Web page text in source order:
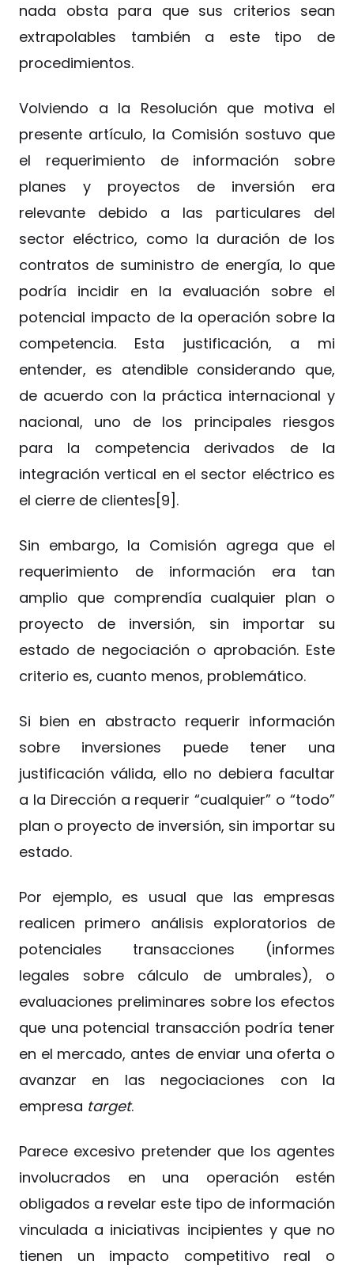
nada obsta para que sus criterios sean
extrapolables también a este tipo de
procedimientos.
Volviendo a la Resolución que motiva el
presente artículo, la Comisión sostuvo que
el requerimiento de información sobre
planes y proyectos de inversión era
relevante debido a las particulares del
sector eléctrico, como la duración de los
contratos de suministro de energía, lo que
podría incidir en la evaluación sobre el
potencial impacto de la operación sobre la
competencia. Esta justificación, a mi
entender, es atendible considerando que,
de acuerdo con la práctica internacional y
nacional, uno de los principales riesgos
para la competencia derivados de la
integración vertical en el sector eléctrico es
el cierre de clientes[9].
Sin embargo, la Comisión agrega que el
requerimiento de información era tan
amplio que comprendía cualquier plan o
proyecto de inversión, sin importar su
estado de negociación o aprobación. Este
criterio es, cuanto menos, problemático.
Si bien en abstracto requerir información
sobre inversiones puede tener una
justificación válida, ello no debiera facultar
a la Dirección a requerir “cualquier” o “todo”
plan o proyecto de inversión, sin importar su
estado.
Por ejemplo, es usual que las empresas
realicen primero análisis exploratorios de
potenciales transacciones (informes
legales sobre cálculo de umbrales), o
evaluaciones preliminares sobre los efectos
que una potencial transacción podría tener
en el mercado, antes de enviar una oferta o
avanzar en las negociaciones con la
empresa target.
Parece excesivo pretender que los agentes
involucrados en una operación estén
obligados a revelar este tipo de información
vinculada a iniciativas incipientes y que no
tienen un impacto competitivo real o